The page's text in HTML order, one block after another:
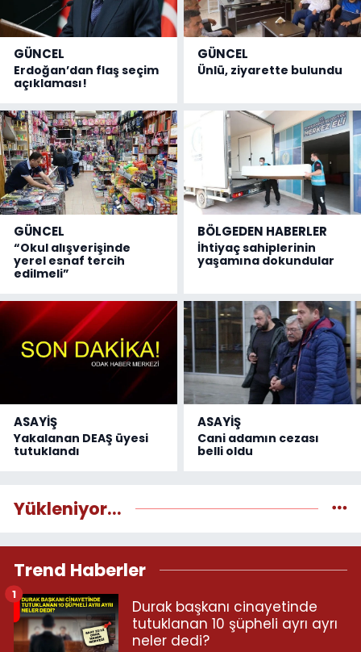
GÜNCEL
Erdoğan’dan flaş seçim
açıklaması!
GÜNCEL
Ünlü, ziyarette bulundu
GÜNCEL
“Okul alışverişinde
yerel esnaf tercih
edilmeli”
BÖLGEDEN HABERLER
İhtiyaç sahiplerinin
yaşamına dokundular
ASAYİŞ
Yakalanan DEAŞ üyesi
tutuklandı
ASAYİŞ
Cani adamın cezası
belli oldu
Yükleniyor...
Trend Haberler
Durak başkanı cinayetinde
tutuklanan 10 şüpheli ayrı ayrı
neler dedi?
1